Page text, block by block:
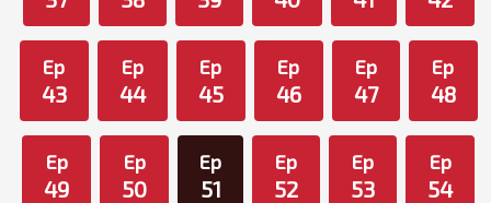
Ep
43
Ep
44
Ep
45
Ep
46
Ep
47
Ep
48
Ep
49
Ep
50
Ep
51
Ep
52
Ep
53
Ep
54